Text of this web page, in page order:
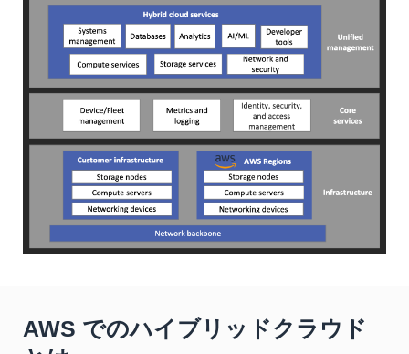
AWS でのハイブリッドクラウド